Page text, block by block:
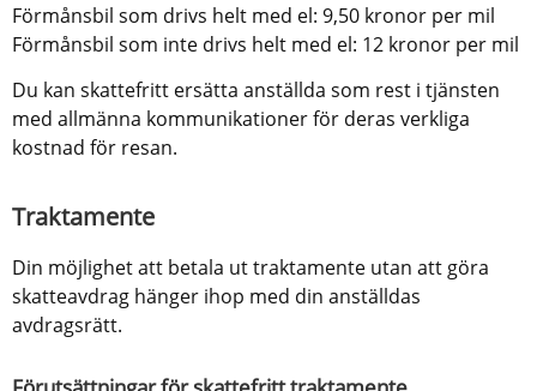
Förmånsbil som drivs helt med el: 9,50 kronor per mil
Förmånsbil som inte drivs helt med el: 12 kronor per mil
Du kan skattefritt ersätta anställda som rest i tjänsten
med allmänna kommunikationer för deras verkliga
kostnad för resan.
Traktamente
Din möjlighet att betala ut traktamente utan att göra
skatteavdrag hänger ihop med din anställdas
avdragsrätt.